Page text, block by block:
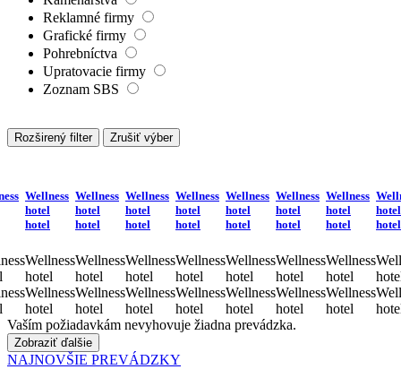
Reklamné firmy
Grafické firmy
Pohrebníctva
Upratovacie firmy
Zoznam SBS
Rozširený filter Zrušiť výber
Wellness
hotel
hotel
Wellness
hotel
Wellness
hotel
Wellness
hotel
hotel
Wellness
hotel
Wellness
hotel
Wellness
hotel
hotel
Wellness
hotel
Wellness
hotel
Wellness
hotel
hotel
Wellness
hotel
Wellness
hotel
Wellness
hotel
hotel
Wellness
hotel
Wellness
hotel
Wellness
hotel
hotel
Wellness
hotel
Wellness
hotel
Wellness
hotel
hotel
Wellness
hotel
Wellness
hotel
hotel
hotel
Vaším požiadavkám nevyhovuje žiadna prevádzka.
Zobraziť ďalšie
NAJNOVŠIE PREVÁDZKY